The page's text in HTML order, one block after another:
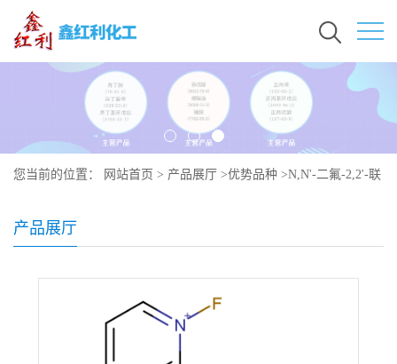
您当前的位置： 网站首页 > 产品展厅 >优势品种 >N,N'-二氟-2,2'-联
产品展厅